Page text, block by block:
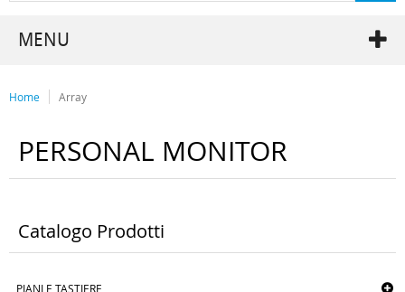
MENU
Home Array
PERSONAL MONITOR
Catalogo Prodotti
PIANI E TASTIERE